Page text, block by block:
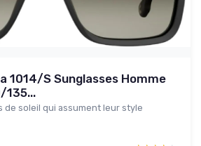
1014/S Sunglasses Homme
135...
de soleil qui assument leur style